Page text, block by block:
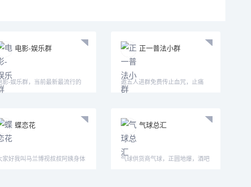
电影-娱乐群
影-娱乐群，当前最新最流行的
正一普法小群
邀五人进群免费传止血咒，止痛
法！
蝶恋花
家好我叫马兰博视叔叔阿姨身体
气球总汇
气球供货商气球，正圆地爆，酒吧